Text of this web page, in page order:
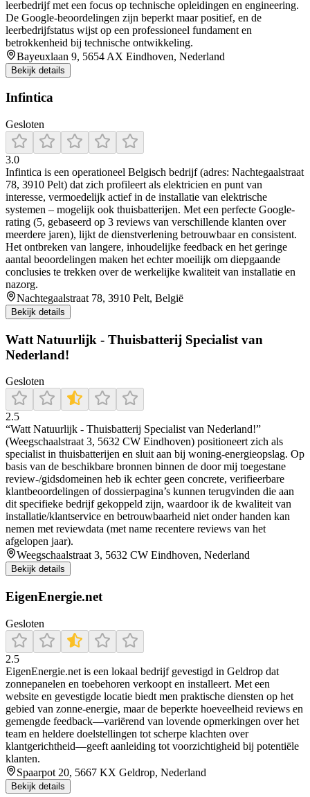
leerbedrijf met een focus op technische opleidingen en engineering.
De Google-beoordelingen zijn beperkt maar positief, en de
leerbedrijfstatus wijst op een professioneel fundament en
betrokkenheid bij technische ontwikkeling.
Bayeuxlaan 9, 5654 AX Eindhoven, Nederland
Bekijk details
Infintica
Gesloten
3.0
Infintica is een operationeel Belgisch bedrijf (adres: Nachtegaalstraat
78, 3910 Pelt) dat zich profileert als elektricien en punt van
interesse, vermoedelijk actief in de installatie van elektrische
systemen – mogelijk ook thuisbatterijen. Met een perfecte Google-
rating (5, gebaseerd op 3 reviews van verschillende klanten over
meerdere jaren), lijkt de dienstverlening betrouwbaar en consistent.
Het ontbreken van langere, inhoudelijke feedback en het geringe
aantal beoordelingen maken het echter moeilijk om diepgaande
conclusies te trekken over de werkelijke kwaliteit van installatie en
nazorg.
Nachtegaalstraat 78, 3910 Pelt, België
Bekijk details
Watt Natuurlijk - Thuisbatterij Specialist van
Nederland!
Gesloten
2.5
“Watt Natuurlijk - Thuisbatterij Specialist van Nederland!”
(Weegschaalstraat 3, 5632 CW Eindhoven) positioneert zich als
specialist in thuisbatterijen en sluit aan bij woning-energieopslag. Op
basis van de beschikbare bronnen binnen de door mij toegestane
review-/gidsdomeinen heb ik echter geen concrete, verifieerbare
klantbeoordelingen of dossierpagina’s kunnen terugvinden die aan
dit specifieke bedrijf gekoppeld zijn, waardoor ik de kwaliteit van
installatie/klantservice en betrouwbaarheid niet onder handen kan
nemen met reviewdata (met name recentere reviews van het
afgelopen jaar).
Weegschaalstraat 3, 5632 CW Eindhoven, Nederland
Bekijk details
EigenEnergie.net
Gesloten
2.5
EigenEnergie.net is een lokaal bedrijf gevestigd in Geldrop dat
zonnepanelen en toebehoren verkoopt en installeert. Met een
website en gevestigde locatie biedt men praktische diensten op het
gebied van zonne-energie, maar de beperkte hoeveelheid reviews en
gemengde feedback—variërend van lovende opmerkingen over het
team en heldere doelstellingen tot scherpe klachten over
klantgerichtheid—geeft aanleiding tot voorzichtigheid bij potentiële
klanten.
Spaarpot 20, 5667 KX Geldrop, Nederland
Bekijk details